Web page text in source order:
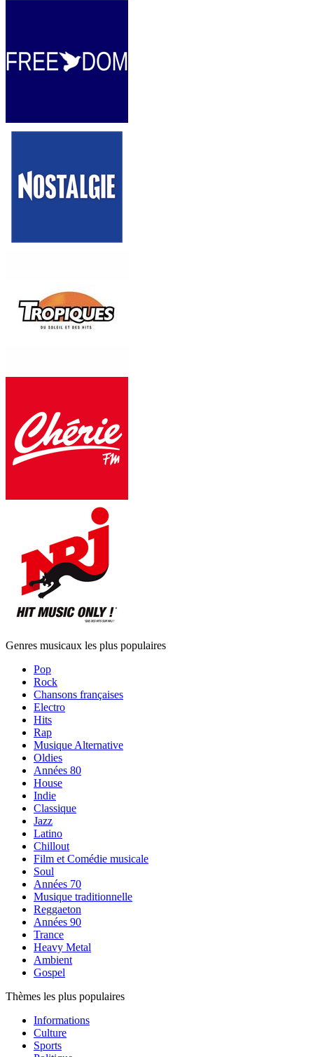
Genres musicaux les plus populaires
Pop
Rock
Chansons françaises
Electro
Hits
Rap
Musique Alternative
Oldies
Années 80
House
Indie
Classique
Jazz
Latino
Chillout
Film et Comédie musicale
Soul
Années 70
Musique traditionnelle
Reggaeton
Années 90
Trance
Heavy Metal
Ambient
Gospel
Thèmes les plus populaires
Informations
Culture
Sports